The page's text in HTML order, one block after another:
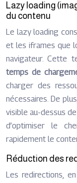
Lazy loading
du contenu
Le lazy loading
et les iframes que
navigateur. Cette
temps de
charger des
nécessaires. De
visible au-dessus
d’optimiser le
rapidement le
Réduction des
Les redirections,